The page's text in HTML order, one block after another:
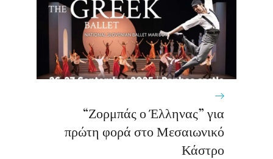
“Ζορμπάς ο Έλληνας” για
πρώτη φορά στο Μεσαιωνικό
Κάστρο